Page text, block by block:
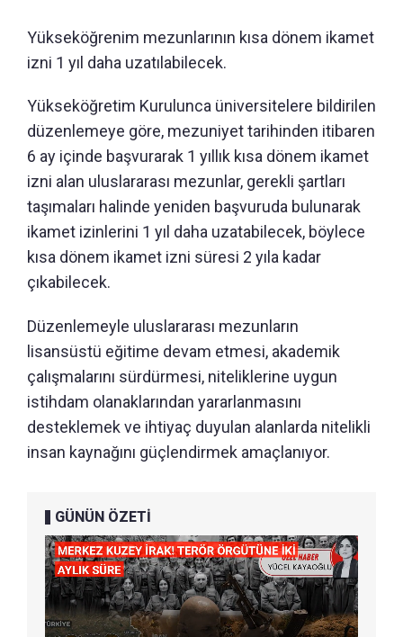
Yükseköğrenim mezunlarının kısa dönem ikamet
izni 1 yıl daha uzatılabilecek.
Yükseköğretim Kurulunca üniversitelere bildirilen
düzenlemeye göre, mezuniyet tarihinden itibaren
6 ay içinde başvurarak 1 yıllık kısa dönem ikamet
izni alan uluslararası mezunlar, gerekli şartları
taşımaları halinde yeniden başvuruda bulunarak
ikamet izinlerini 1 yıl daha uzatabilecek, böylece
kısa dönem ikamet izni süresi 2 yıla kadar
çıkabilecek.
Düzenlemeyle uluslararası mezunların
lisansüstü eğitime devam etmesi, akademik
çalışmalarını sürdürmesi, niteliklerine uygun
istihdam olanaklarından yararlanmasını
desteklemek ve ihtiyaç duyulan alanlarda nitelikli
insan kaynağını güçlendirmek amaçlanıyor.
GÜNÜN ÖZETİ